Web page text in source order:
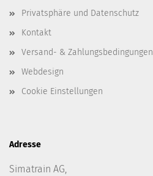
Privatsphäre und Datenschutz
Kontakt
Versand- & Zahlungsbedingungen
Webdesign
Cookie Einstellungen
Adresse
Simatrain AG,